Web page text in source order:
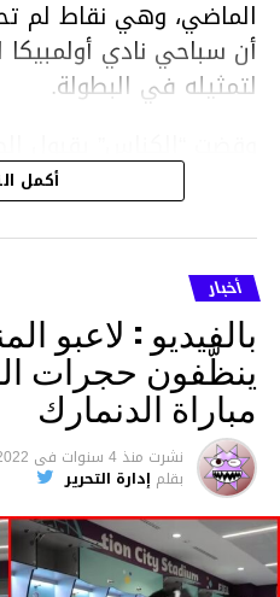
الماضي، وهي نقاط لم
أن سباحي نادي
لتمثيله في البطولة.
ونقض القرار الصادر عن
إحتساب النقاط
الفوزاعي ومرام
برادس وتوظيف أثر ذالك
النهائي للبطولة، بإلزام
النقاط المذكورة في
يوما، وبالتالي سحب لقب
الرياضي ومنحه لفريق
متابعة
أكمل
أخبار
بالفيديو : لاعبو
ينظّفون حجرات
مباراة الدنمارك
نشرت منذ 4 سنوات فى
بقلم إدارة التحرير